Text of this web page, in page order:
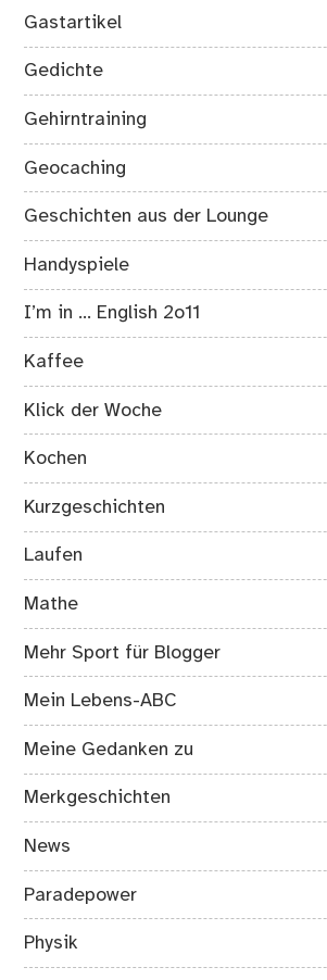
Gastartikel
Gedichte
Gehirntraining
Geocaching
Geschichten aus der Lounge
Handyspiele
I’m in … English 2o11
Kaffee
Klick der Woche
Kochen
Kurzgeschichten
Laufen
Mathe
Mehr Sport für Blogger
Mein Lebens-ABC
Meine Gedanken zu
Merkgeschichten
News
Paradepower
Physik